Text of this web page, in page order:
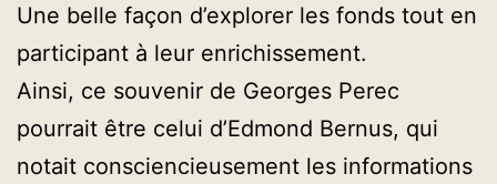
Une belle façon d’explorer les fonds tout en
participant à leur enrichissement.
Ainsi, ce souvenir de Georges Perec
pourrait être celui d’Edmond Bernus, qui
notait consciencieusement les informations